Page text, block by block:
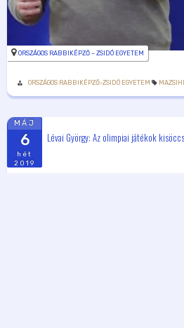
ORSZÁGOS RABBIKÉPZŐ – ZSIDÓ EGYETEM
ORSZÁGOS RABBIKÉPZŐ-ZSIDÓ EGYETEM
MÁJ
6
hét
2019
Lévai György: Az olimpiai játékok